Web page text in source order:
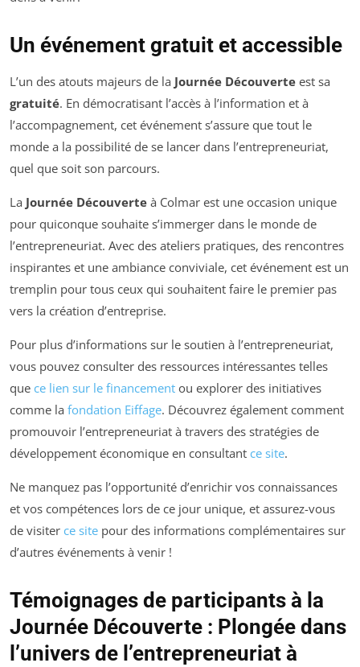
Un événement gratuit et accessible
L’un des atouts majeurs de la Journée Découverte est sa
gratuité. En démocratisant l’accès à l’information et à
l’accompagnement, cet événement s’assure que tout le
monde a la possibilité de se lancer dans l’entrepreneuriat,
quel que soit son parcours.
La Journée Découverte à Colmar est une occasion unique
pour quiconque souhaite s’immerger dans le monde de
l’entrepreneuriat. Avec des ateliers pratiques, des rencontres
inspirantes et une ambiance conviviale, cet événement est un
tremplin pour tous ceux qui souhaitent faire le premier pas
vers la création d’entreprise.
Pour plus d’informations sur le soutien à l’entrepreneuriat,
vous pouvez consulter des ressources intéressantes telles
que ce lien sur le financement ou explorer des initiatives
comme la fondation Eiffage. Découvrez également comment
promouvoir l’entrepreneuriat à travers des stratégies de
développement économique en consultant ce site.
Ne manquez pas l’opportunité d’enrichir vos connaissances
et vos compétences lors de ce jour unique, et assurez-vous
de visiter ce site pour des informations complémentaires sur
d’autres événements à venir !
Témoignages de participants à la
Journée Découverte : Plongée dans
l’univers de l’entrepreneuriat à